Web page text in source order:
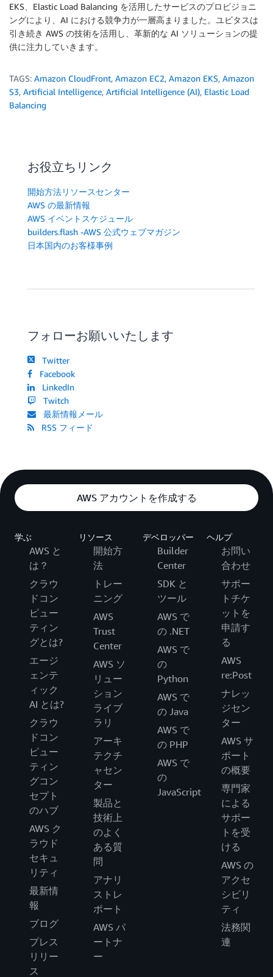
EKS、Elastic Load Balancing を活用したサービスのプロビジョニ
ングにより、AI における競争力が一層高まりました。ユビタスは
引き続き AWS の技術を活用し、革新的な AI ソリューションの提
供に注力していきます。
TAGS: Amazon CloudFront, Amazon EC2, Amazon EKS, Amazon
S3, Artificial Intelligence, Artificial Intelligence (AI), Elastic Load
Balancing
お役立ちリンク
開始方法リソースセンター
AWS の最新情報
AWS イベントスケジュール
builders.flash -AWS 公式ウェブマガジン
日本国内のお客様事例
フォローお願いいたします
Twitter
Facebook
LinkedIn
Twitch
最新情報メール
RSS フィード
AWS アカウントを作成する
学ぶ
AWS と
は？
クラウ
ドコン
ピュー
ティン
グとは?
エージ
ェンテ
ィック
AI とは?
クラウ
ドコン
ピュー
ティン
グコン
セプト
のハブ
AWS ク
ラウド
セキュ
リティ
最新情
報
ブログ
プレス
リリー
ス
リソース
開始方
法
トレー
ニング
AWS
Trust
Center
AWS ソ
リュー
ション
ライブ
ラリ
アーキ
テクチ
ャセン
ター
製品と
技術上
のよく
ある質
問
アナリ
ストレ
ポート
AWS パ
ートナ
ー
デベロッパー
Builder
Center
SDK と
ツール
AWS で
の .NET
AWS で
の
Python
AWS で
の Java
AWS で
の PHP
AWS で
の
JavaScript
ヘルプ
お問い
合わせ
サポー
トチケ
ットを
申請す
る
AWS
re:Post
ナレッ
ジセン
ター
AWS サ
ポート
の概要
専門家
による
サポー
トを受
ける
AWS の
アクセ
シビリ
ティ
法務関
連